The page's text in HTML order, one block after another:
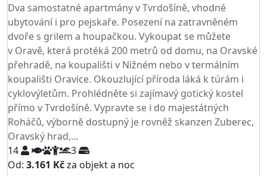
Dva samostatné apartmány v Tvrdošíně, vhodné
ubytování i pro pejskaře. Posezení na zatravněném
dvoře s grilem a houpačkou. Vykoupat se můžete
v Oravě, která protéká 200 metrů od domu, na Oravské
přehradě, na koupališti v Nižném nebo v termálním
koupališti Oravice. Okouzlující příroda láká k túrám i
cyklovýletům. Prohlédněte si zajímavý gotický kostel
přímo v Tvrdošíně. Vypravte se i do majestátných
Roháčů, výborně dostupný je rovněž skanzen Zuberec,
Oravský hrad,...
14
3
Od: 3.161 Kčza objekt a noc